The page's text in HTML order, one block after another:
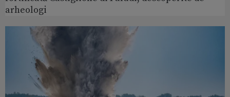
arheologi